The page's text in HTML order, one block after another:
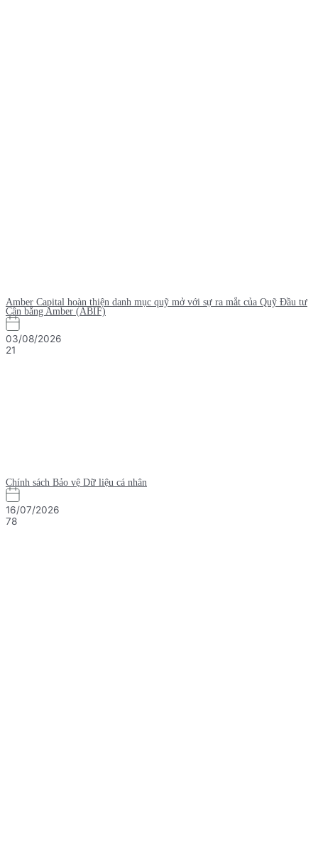
Amber Capital hoàn thiện danh mục quỹ mở với sự ra mắt của Quỹ Đầu tư
Cân bằng Amber (ABIF)
03/08/2026
21
Chính sách Bảo vệ Dữ liệu cá nhân
16/07/2026
78